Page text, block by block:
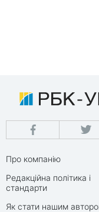
Про компанію
Редакційна політика і
стандарти
Як стати нашим